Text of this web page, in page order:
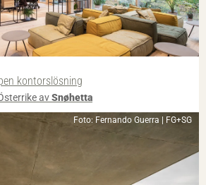
kontorslösning
avSnøhetta
Foto: Fernando Guerra | FG+SG